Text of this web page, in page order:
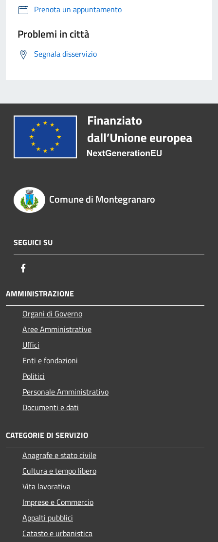
Prenota un appuntamento
Problemi in città
Segnala disservizio
Comune di Montegranaro
SEGUICI SU
AMMINISTRAZIONE
Organi di Governo
Aree Amministrative
Uffici
Enti e fondazioni
Politici
Personale Amministrativo
Documenti e dati
CATEGORIE DI SERVIZIO
Anagrafe e stato civile
Cultura e tempo libero
Vita lavorativa
Imprese e Commercio
Appalti pubblici
Catasto e urbanistica